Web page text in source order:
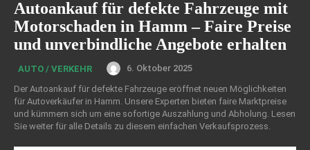
Autoankauf für defekte Fahrzeuge mit
Motorschaden in Hamm – Faire Preise
und unverbindliche Angebote erhalten
AUTO / VERKEHR
6. Oktober 2025
Der Autoankauf für defekte Fahrzeuge eröffnet neuen Möglichkeiten
für Autoverkäufer in Hamm. Unsere Experten bieten faire Marktpreise
und kümmern sich um eine sofortige Auszahlung und Abholung. Lesen
Sie weiter für alle Details zu diesem einfachen Verkaufsprozess.